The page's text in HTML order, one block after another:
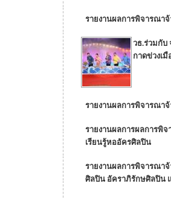
รายงานผลการพิจารณา
วธ.ร่วมกับ
กาดข่วงเ
รายงานผลการพิจารณา
รายงานผลการผลการพิ
เรียนรู้หออัครศิลปิน
รายงานผลการพิจารณา
ศิลปิน อัคราภิรักษศิลปิน